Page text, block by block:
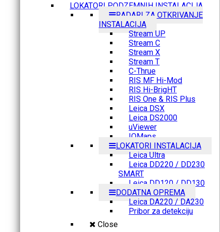
LOKATORI PODZEMNIH INSTALACIJA
RADARI ZA OTKRIVANJE
INSTALACIJA
Stream UP
Stream C
Stream X
Stream T
C-Thrue
RIS MF Hi-Mod
RIS Hi-BrigHT
RIS One & RIS Plus
Leica DSX
Leica DS2000
uViewer
IQMaps
LOKATORI INSTALACIJA
Leica Ultra
Leica DD220 / DD230
SMART
Leica DD120 / DD130
DODATNA OPREMA
Leica DA220 / DA230
Pribor za detekciju
Close